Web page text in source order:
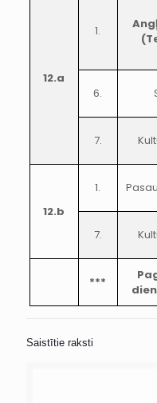
12.a
1.
6.
7.
12.b
1.
7.
***
Saistītie raksti